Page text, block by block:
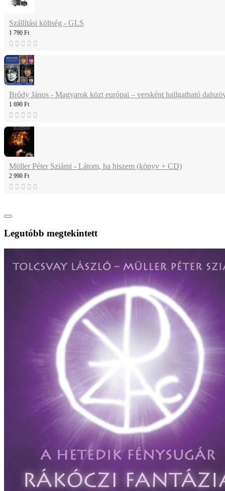
Szállítási költség - GLS
1 790 Ft
Bródy János - Magyarok közt európai – versként hallgatható
1 690 Ft
Müller Péter Sziámi - Látom, ha hiszem (könyv + CD)
2 990 Ft
Legutóbb megtekintett